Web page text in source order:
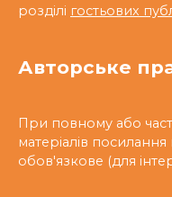
розділі гостьових
Авторське
При повному або
матеріалів посилання
обов'язкове (для